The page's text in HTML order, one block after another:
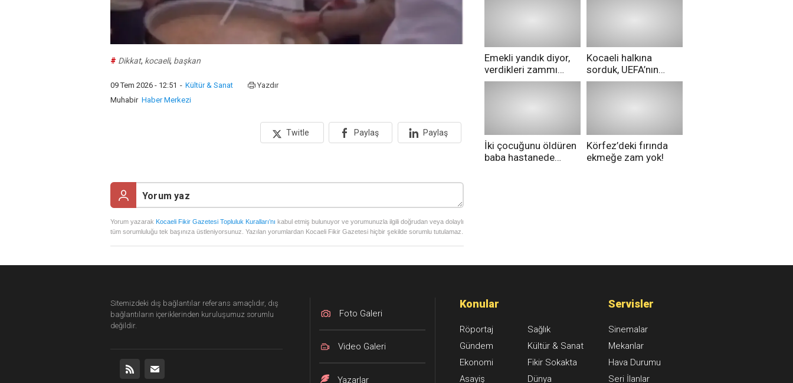
# Dikkat, kocaeli, başkan
09 Tem 2026 - 12:51 - Kültür & Sanat
Yazdır
Muhabir Haber Merkezi
Twitle Paylaş Paylaş
Yorum yazarak Kocaeli Fikir Gazetesi Topluluk Kuralları’nı kabul etmiş bulunuyor ve yorumunuzla ilgili doğrudan veya dolaylı
tüm sorumluluğu tek başınıza üstleniyorsunuz. Yazılan yorumlardan Kocaeli Fikir Gazetesi hiçbir şekilde sorumlu tutulamaz.
Emekli yandık diyor,
verdikleri zammı
pazarda geri aldılar!
Kocaeli halkına
sorduk, UEFA’nın
Merih Demiral kararı
İki çocuğunu öldüren
baba hastanede
Körfez’deki fırında
ekmeğe zam yok!
Sitemizdeki dış bağlantılar referans amaçlıdır, dış
bağlantıların içeriklerinden kuruluşumuz sorumlu
değildir.
Foto Galeri
Video Galeri
Yazarlar
Konular
Röportaj
Gündem
Ekonomi
Asayiş
Sağlık
Kültür & Sanat
Fikir Sokakta
Dünya
Servisler
Sinemalar
Mekanlar
Hava Durumu
Seri İlanlar